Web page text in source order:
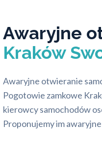
Awaryjne
Kraków
Awaryjne otwieranie
Pogotowie zamkowe
kierowcy samochodów
Proponujemy im